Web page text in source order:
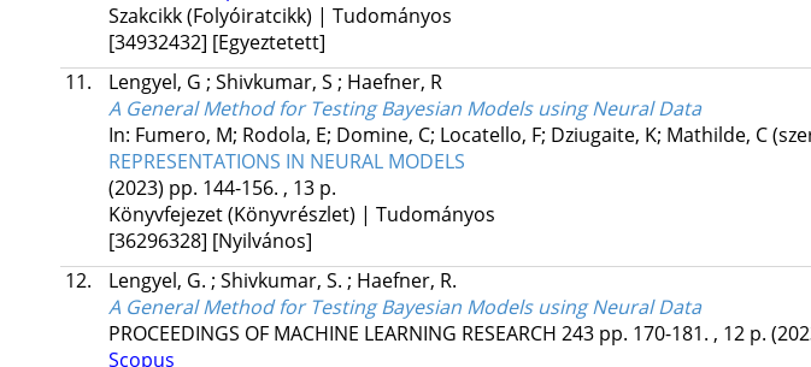
Szakcikk (Folyóiratcikk) | Tudományos
[34932432] [Egyeztetett]
11.
Lengyel, G ; Shivkumar, S ; Haefner, R
A General Method for Testing Bayesian Models using Neural Data
In: Fumero, M; Rodola, E; Domine, C; Locatello, F; Dziugaite, K; Mathilde, C
REPRESENTATIONS IN NEURAL MODELS
(2023) pp. 144-156. , 13 p.
Könyvfejezet (Könyvrészlet) | Tudományos
[36296328] [Nyilvános]
12.
Lengyel, G. ; Shivkumar, S. ; Haefner, R.
A General Method for Testing Bayesian Models using Neural Data
PROCEEDINGS OF MACHINE LEARNING RESEARCH 243 pp. 170-181. , 12 p.
Scopus